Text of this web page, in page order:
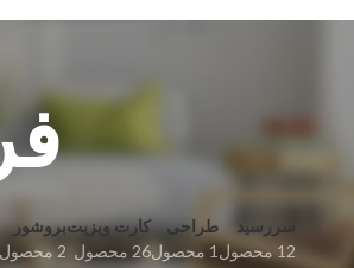
سررسید
12 محصول
طراحی
1 محصول
کارت ویزیت
26 محصول
بروشور
2 محصول